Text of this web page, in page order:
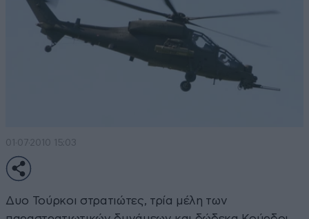
01·07·2010 15:03
Δυο Τούρκοι στρατιώτες, τρία μέλη των